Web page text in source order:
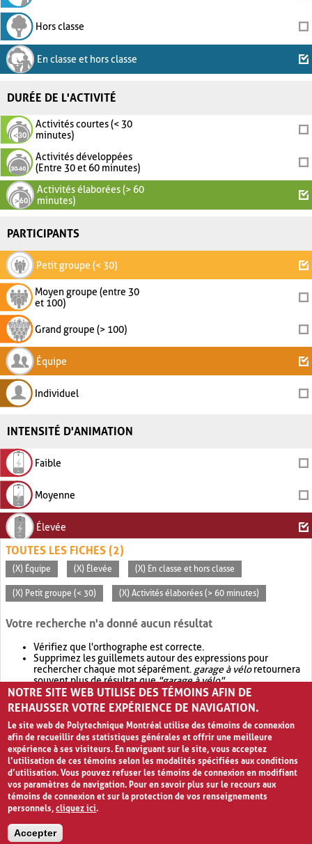
Hors classe
En classe et hors classe
DURÉE DE L'ACTIVITÉ
Activités courtes (< 30
minutes)
Activités développées
(Entre 30 et 60 minutes)
Activités élaborées (> 60
minutes)
PARTICIPANTS
Petit groupe (< 30)
Moyen groupe (entre 30
et 100)
Grand groupe (> 100)
Équipe
Individuel
INTENSITÉ D'ANIMATION
Faible
Moyenne
Élevée
TOUTES LES FICHES (2)
(X) Équipe (X) Élevée (X) En classe et hors classe
(X) Petit groupe (< 30) (X) Activités élaborées (> 60 minutes)
Votre recherche n'a donné aucun résultat
Vérifiez que l'orthographe est correcte.
Supprimez les guillemets autour des expressions pour
rechercher chaque mot séparément. garage à véloretournera
souvent plus de résultat que"garage à vélo".
Envisagez d'élargir votre recherche avec OR.garage OR vélo
retournera souvent plus de résultat quegarage à vélo
NOTRE SITE WEB UTILISE DES TÉMOINS AFIN DE
REHAUSSER VOTRE EXPÉRIENCE DE NAVIGATION.
Le site web de Polytechnique Montréal utilise des témoins de connexion
afin de recueillir des statistiques générales et offrir une meilleure
expérience à ses visiteurs. En naviguant sur le site, vous acceptez
l’utilisation de ces témoins selon les modalités spécifiées aux conditions
d’utilisation. Vous pouvez refuser les témoins de connexion en modifiant
vos paramètres de navigation. Pour en savoir plus sur le recours aux
témoins de connexion et sur la protection de vos renseignements
personnels,cliquez ici.
Accepter